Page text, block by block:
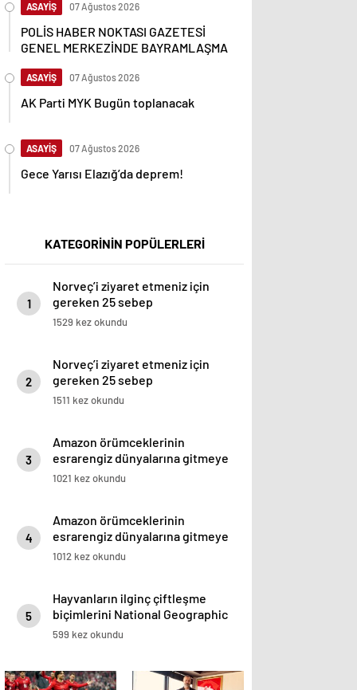
ASAYİŞ 07 Ağustos 2026
POLİS HABER NOKTASI GAZETESİ
GENEL MERKEZİNDE BAYRAMLAŞMA
ASAYİŞ 07 Ağustos 2026
AK Parti MYK Bugün toplanacak
ASAYİŞ 07 Ağustos 2026
Gece Yarısı Elazığ’da deprem!
KATEGORİNİN POPÜLERLERİ
1
Norveç’i ziyaret etmeniz için
gereken 25 sebep
1529 kez okundu
2
Norveç’i ziyaret etmeniz için
gereken 25 sebep
1511 kez okundu
3
Amazon örümceklerinin
esrarengiz dünyalarına gitmeye
hazır olun.
1021 kez okundu
4
Amazon örümceklerinin
esrarengiz dünyalarına gitmeye
hazır olun.
1012 kez okundu
5
Hayvanların ilginç çiftleşme
biçimlerini National Geographic
görüntüledi.
599 kez okundu